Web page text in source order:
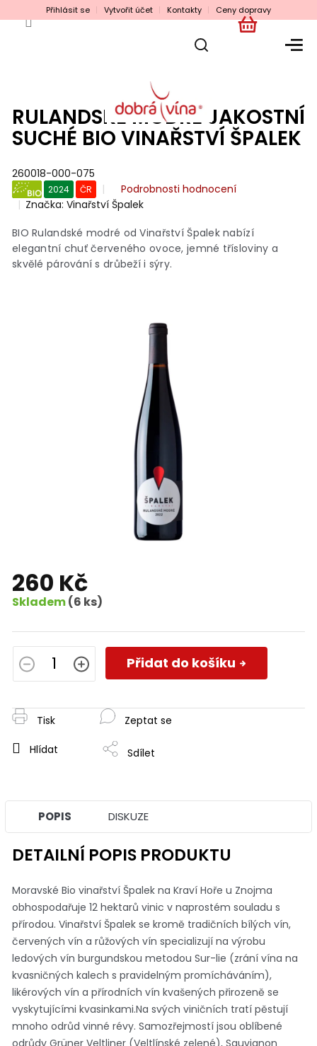
na
Přihlásit se Vytvořit účet Kontakty Ceny dopravy
NÁKUPNÍ
RULANDSKÉ MODRÉ JAKOSTNÍ
SUCHÉ BIO VINAŘSTVÍ ŠPALEK
260018-000-075
BIO
2024 ČR
Průměrné
hodnocení
je
0,0
z
5
Podrobnosti hodnocení
Značka:Vinařství Špalek
BIO Rulandské modré od Vinařství Špalek nabízí
elegantní chuť červeného ovoce, jemné třísloviny a
skvělé párování s drůbeží i sýry.
260 Kč
Skladem(6 ks)
Měrná
cena:
Přidat do košíku
Tisk Zeptat se
Hlídat Sdílet
POPIS DISKUZE
DETAILNÍ POPIS PRODUKTU
Moravské Bio vinařství Špalek na Kraví Hoře u Znojma
obhospodařuje 12 hektarů vinic v naprostém souladu s
přírodou. Vinařství Špalek se kromě tradičních bílých vín,
červených vín a růžových vín specializují na výrobu
ledových vín burgundskou metodou Sur-lie (zrání vína na
kvasničných kalech s pravidelným promícháváním),
likérových vín a přírodních vín kvašených přirozeně se
vyskytujícími kvasinkami.Na svých viničních tratí pěstují
mnoho odrůd vinné révy. Samozřejmostí jsou oblíbené
odrůdy Grüner Veltliner (Veltlínské zelené), Sauvignon